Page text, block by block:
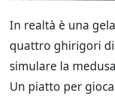
In realtà è una
quattro ghirigori
simulare la
Un piatto per